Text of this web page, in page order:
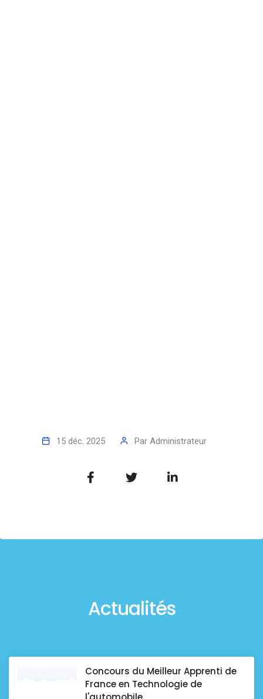
15 déc. 2025 Par Administrateur
Actualités
Concours du Meilleur Apprenti de
France en Technologie de